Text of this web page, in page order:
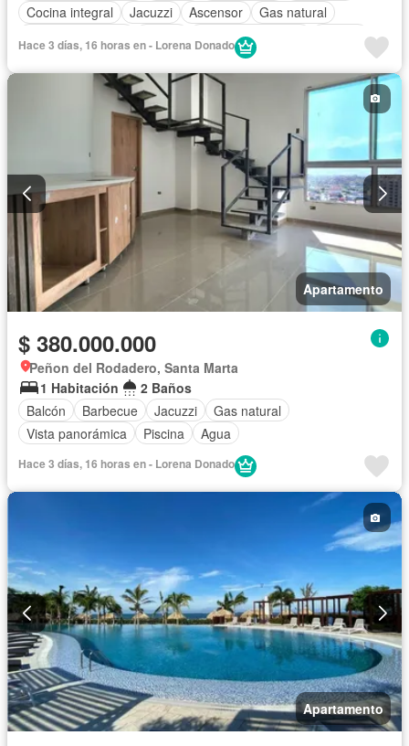
Cocina integral
Jacuzzi Ascensor
Gas natural
Seguridad privada
Hace 3 días, 16 horas en - Lorena Donado
Apartamento
$ 380.000.000
Peñon del Rodadero, Santa Marta
1 Habitación
2 Baños
Balcón
Barbecue Jacuzzi
Gas natural
Vista panorámica
Piscina Agua
Hace 3 días, 16 horas en - Lorena Donado
Apartamento